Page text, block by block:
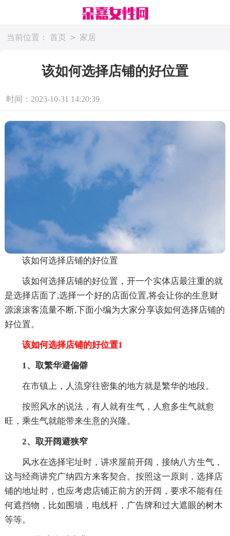
当前位置： 首页 > 家居
该如何选择店铺的好位置
时间：2023-10-31 14:20:39
该如何选择店铺的好位置
该如何选择店铺的好位置，开一个实体店最注重的就
是选择店面了,选择一个好的店面位置,将会让你的生意财
源滚滚客流量不断,下面小编为大家分享该如何选择店铺的
好位置。
该如何选择店铺的好位置1
1、取繁华避偏僻
在市镇上，人流穿往密集的地方就是繁华的地段。
按照风水的说法，有人就有生气，人愈多生气就愈
旺，乘生气就能带来生意的兴隆。
2、取开阔避狭窄
风水在选择宅址时，讲求屋前开阔，接纳八方生气，
这与经商讲究广纳四方来客契合。按照这一原则，选择店
铺的地址时，也应考虑店铺正前方的开阔，要求不能有任
何遮挡物，比如围墙，电线杆，广告牌和过大遮眼的树木
等等。